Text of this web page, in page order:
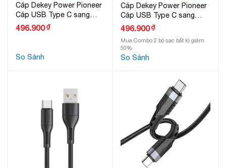
Cáp Dekey Power Pioneer
Cáp USB Type C sang
Type C, 100W
496.900₫
So Sánh
Cáp Dekey Power Pioneer
Cáp USB Type C sang
Lightning, MFi
496.900₫
Mua Combo 2 bộ sạc bất kì giảm
50%
So Sánh